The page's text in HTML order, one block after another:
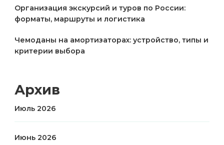
Организация экскурсий и туров по России:
форматы, маршруты и логистика
Чемоданы на амортизаторах: устройство, типы и
критерии выбора
Архив
Июль 2026
Июнь 2026